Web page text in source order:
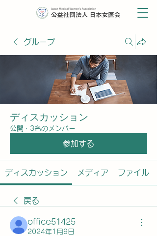
グループ
ディスカッション
公開 · 3名のメンバー
参加する
ディスカッション メディア ファイル
戻る
office51425
2024年1月9日